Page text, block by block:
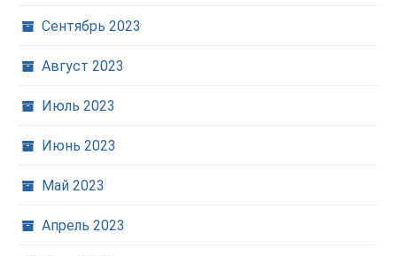
Сентябрь 2023
Август 2023
Июль 2023
Июнь 2023
Май 2023
Апрель 2023